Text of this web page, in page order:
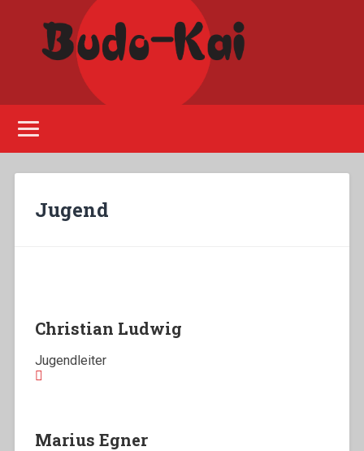
Please disable Adblock!
Jugend
Christian Ludwig
Jugendleiter
Marius Egner